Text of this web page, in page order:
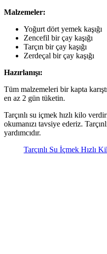
Malzemeler:
Yoğurt dört yemek kaşığı
Zencefil bir çay kaşığı
Tarçın bir çay kaşığı
Zerdeçal bir çay kaşığı
Hazırlanışı:
Tüm malzemeleri bir kapta
en az 2 gün tüketin.
Tarçınlı su içmek hızlı kilo
okumanızı tavsiye ederiz.
yardımcıdır.
Tarçınlı Su İçmek Hızlı